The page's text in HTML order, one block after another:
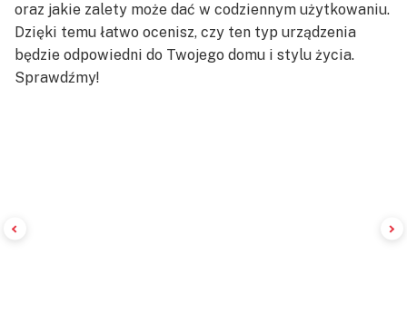
oraz jakie zalety może dać w codziennym użytkowaniu.
Dzięki temu łatwo ocenisz, czy ten typ urządzenia
będzie odpowiedni do Twojego domu i stylu życia.
Sprawdźmy!